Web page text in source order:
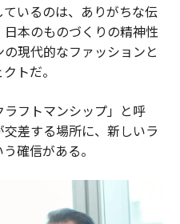
いるのは、ありがちな伝
本のものづくりの精神性
現代的なファッションと
トだ。
フトマンシップ」と呼
差する場所に、新しいラ
確信がある。